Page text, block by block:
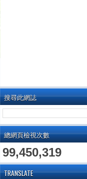
搜尋此網誌
總網頁檢視次數
99,450,319
TRANSLATE